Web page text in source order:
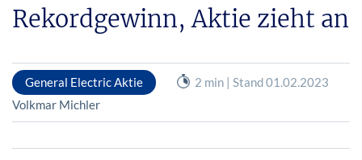
Rekordgewinn, Aktie zieht an
General Electric Aktie
2 min | Stand 01.02.2023
Volkmar Michler